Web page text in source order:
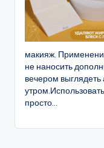
макияж.
не наносить
вечером выглядеть
просто...